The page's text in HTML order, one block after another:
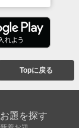
Topに戻る
お題を探す